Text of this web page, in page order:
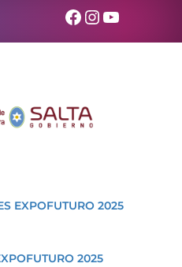
Facebook
Instagram
YouTube
EXPOFUTURO 2025
2025